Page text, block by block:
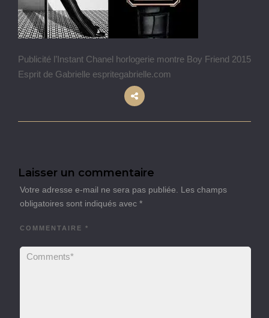
Publicité l’Instant Chanel horlogerie montre Boy Friend 2015
Esprit de Gabrielle espritegabrielle.com
Laisser un commentaire
Votre adresse e-mail ne sera pas publiée.
Les champs
obligatoires sont indiqués avec *
COMMENTAIRE *